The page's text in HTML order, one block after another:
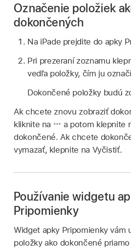
Označenie položiek
dokončených
Na iPade prejdite do apky
Pri prezeraní zoznamu
vedľa položky, čím ju
Dokončené položky budú
Ak chcete znovu zobraziť
kliknite na
a potom klepnite
dokončené. Ak chcete
vymazať, klepnite na Vyčistiť.
Používanie widgetu
Pripomienky
Widget apky Pripomienky vám
položky ako dokončené